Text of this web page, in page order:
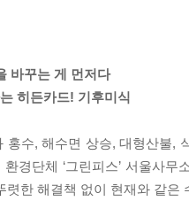
LNG복합발전소, 당진화력
는 귤과 바나나다. 내가 살고
에서까지 그것도 이렇게 다
바꾸는 게 먼저다
히든카드! 기후미식
홍수, 해수면 상승, 대형산불,
경단체 ‘그린피스’ 서울사
렷한 해결책 없이 현재와 같